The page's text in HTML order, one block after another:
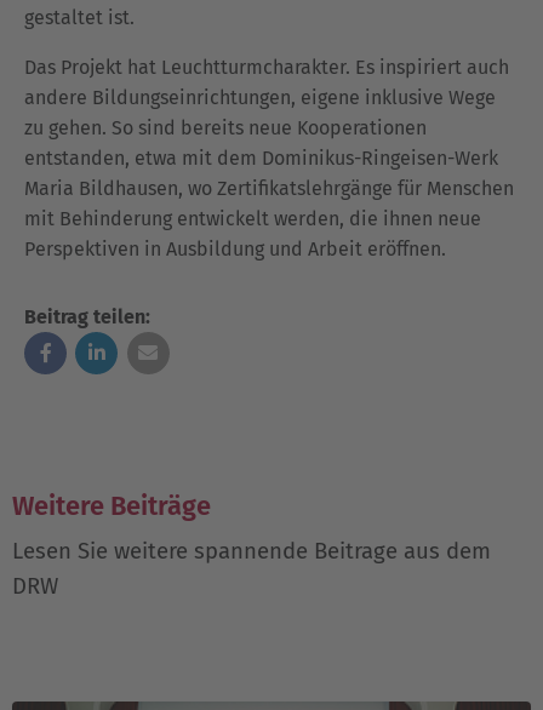
gestaltet ist.
Das Projekt hat Leuchtturmcharakter. Es inspiriert auch
andere Bildungseinrichtungen, eigene inklusive Wege
zu gehen. So sind bereits neue Kooperationen
entstanden, etwa mit dem Dominikus-Ringeisen-Werk
Maria Bildhausen, wo Zertifikatslehrgänge für Menschen
mit Behinderung entwickelt werden, die ihnen neue
Perspektiven in Ausbildung und Arbeit eröffnen.
Beitrag teilen:
Weitere Beiträge
Lesen Sie weitere spannende Beitrage aus dem
DRW